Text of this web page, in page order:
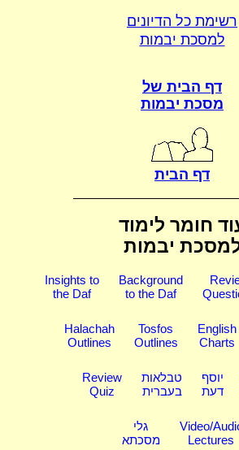
רשימת כל הדיונים
למסכת יבמות
דף הבית של
מסכת יבמות
דף הבית
חומר לימוד
יבמות
Insights to
the Daf
Background
to the Daf
Halachah
Outlines
Tosfos
Outlines
English
Charts
Review
Quiz
טבלאות
בעברית
יוסף
דעת
גלי
מסכתא
Video/
Lectures